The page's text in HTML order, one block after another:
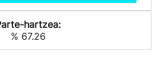
hartzea:
% 67.26